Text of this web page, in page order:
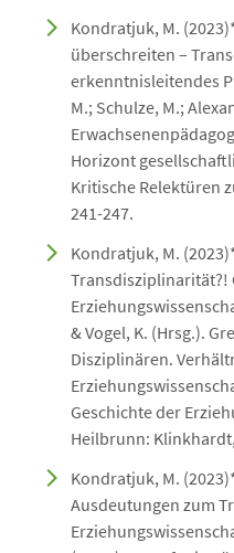
Kondratjuk, M.
überschreiten –
erkenntnisleitendes
M.; Schulze, M.;
Horizont
Kritische Relektüren
241-247.
Kondratjuk, M.
Transdisziplinarität?!
& Vogel, K. (Hrsg.).
Disziplinären.
Geschichte der
Heilbrunn:
Kondratjuk, M.
Ausdeutungen zum